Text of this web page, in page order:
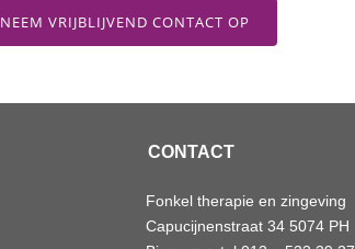
NEEM VRIJBLIJVEND CONTACT OP
CONTACT
Fonkel therapie en zingeving
Capucijnenstraat 34 5074 PH